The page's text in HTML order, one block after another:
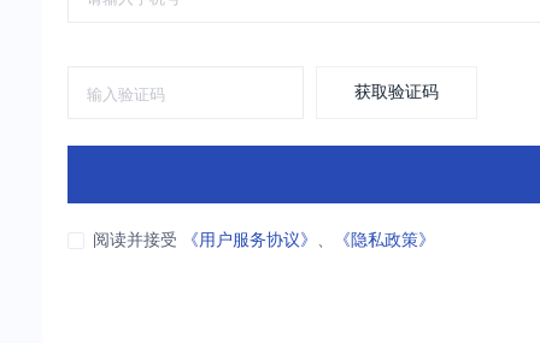
获取验证码
阅读并接受 《用户服务协议》 、 《隐私政策》